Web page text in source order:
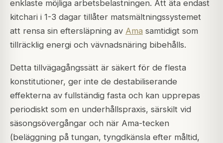
enklaste möjliga arbetsbelastningen. Att äta endast
kitchari i 1-3 dagar tillåter matsmältningssystemet
att rensa sin eftersläpning av Ama samtidigt som
tillräcklig energi och vävnadsnäring bibehålls.
Detta tillvägagångssätt är säkert för de flesta
konstitutioner, ger inte de destabiliserande
effekterna av fullständig fasta och kan upprepas
periodiskt som en underhållspraxis, särskilt vid
säsongsövergångar och när Ama-tecken
(beläggning på tungan, tyngdkänsla efter måltid,